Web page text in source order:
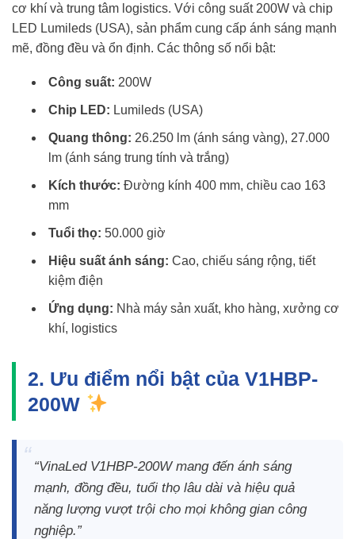
cơ khí và trung tâm logistics. Với công suất 200W và chip
LED Lumileds (USA), sản phẩm cung cấp ánh sáng mạnh
mẽ, đồng đều và ổn định. Các thông số nổi bật:
Công suất: 200W
Chip LED: Lumileds (USA)
Quang thông: 26.250 lm (ánh sáng vàng), 27.000
lm (ánh sáng trung tính và trắng)
Kích thước: Đường kính 400 mm, chiều cao 163
mm
Tuổi thọ: 50.000 giờ
Hiệu suất ánh sáng: Cao, chiếu sáng rộng, tiết
kiệm điện
Ứng dụng: Nhà máy sản xuất, kho hàng, xưởng cơ
khí, logistics
2. Ưu điểm nổi bật của V1HBP-
200W
“VinaLed V1HBP-200W mang đến ánh sáng
mạnh, đồng đều, tuổi thọ lâu dài và hiệu quả
năng lượng vượt trội cho mọi không gian công
nghiệp.”